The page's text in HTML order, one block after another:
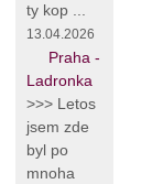
ty kop ...
13.04.2026
Praha -
Ladronka
>>> Letos
jsem zde
byl po
mnoha